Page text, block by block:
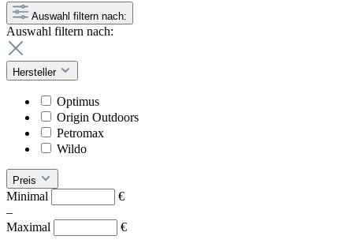
Auswahl filtern nach:
Auswahl filtern nach:
Hersteller
Optimus
Origin Outdoors
Petromax
Wildo
Preis
Minimal
€
–
Maximal
€